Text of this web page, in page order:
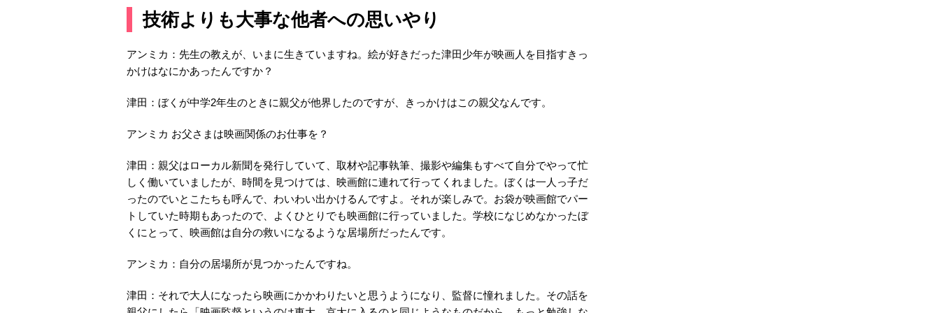
技術よりも大事な他者への思いやり
アンミカ：先生の教えが、いまに生きていますね。絵が好きだった津田少年が映画人を目指すきっ
かけはなにかあったんですか？
津田：ぼくが中学2年生のときに親父が他界したのですが、きっかけはこの親父なんです。
アンミカ お父さまは映画関係のお仕事を？
津田：親父はローカル新聞を発行していて、取材や記事執筆、撮影や編集もすべて自分でやって忙
しく働いていましたが、時間を見つけては、映画館に連れて行ってくれました。ぼくは一人っ子だ
ったのでいとこたちも呼んで、わいわい出かけるんですよ。それが楽しみで。お袋が映画館でパー
トしていた時期もあったので、よくひとりでも映画館に行っていました。学校になじめなかったぼ
くにとって、映画館は自分の救いになるような居場所だったんです。
アンミカ：自分の居場所が見つかったんですね。
津田：それで大人になったら映画にかかわりたいと思うようになり、監督に憧れました。その話を